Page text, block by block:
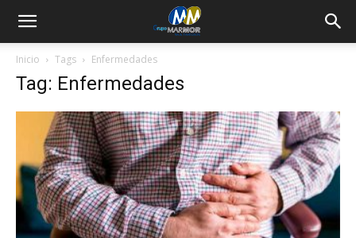
Inicio Tags Enfermedades
Tag: Enfermedades